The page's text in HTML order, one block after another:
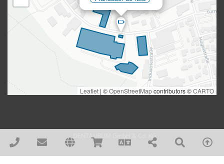
DENTAURUM GmbH & Co. KG